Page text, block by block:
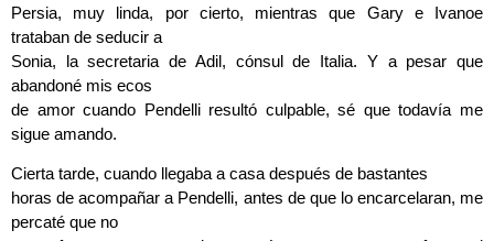
Persia, muy linda, por cierto, mientras que Gary e Ivanoe
trataban de seducir a
Sonia, la secretaria de Adil, cónsul de Italia. Y a pesar que
abandoné mis ecos
de amor cuando Pendelli resultó culpable, sé que todavía me
sigue amando.
Cierta tarde, cuando llegaba a casa después de bastantes
horas de acompañar a Pendelli, antes de que lo encarcelaran, me
percaté que no